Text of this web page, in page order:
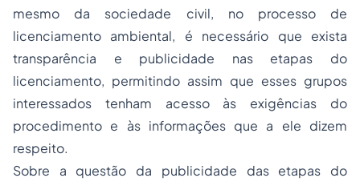
mesmo da sociedade civil, no processo de
licenciamento ambiental, é necessário que exista
transparência e publicidade nas etapas do
licenciamento, permitindo assim que esses grupos
interessados tenham acesso às exigências do
procedimento e às informações que a ele dizem
respeito.
Sobre a questão da publicidade das etapas do